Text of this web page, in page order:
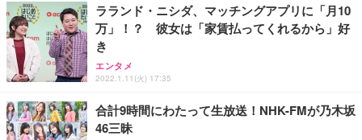
ラランド・ニシダ、マッチングアプリに「月10
万」！？ 彼女は「家賃払ってくれるから」好
き
エンタメ
2022.1.11(火) 17:35
合計9時間にわたって生放送！NHK-FMが乃木坂
46三昧